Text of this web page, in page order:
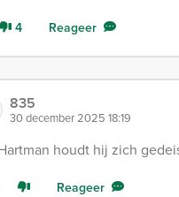
4 Reageer
835
30 december 2025 18:19
houdt hij zich
Reageer